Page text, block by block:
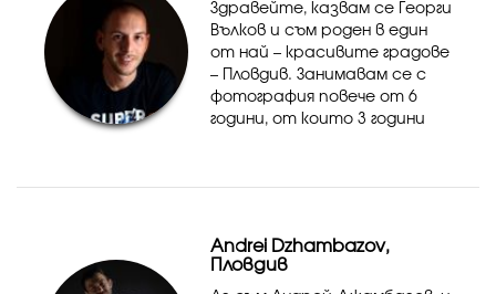
Здравейте, казвам се Георги
Вълков и съм роден в един
от най – красивите градове
– Пловдив. Занимавам се с
фотография повече от 6
години, от които 3 години
красивата връзка между
Andrei Dzhambazov,
Пловдив